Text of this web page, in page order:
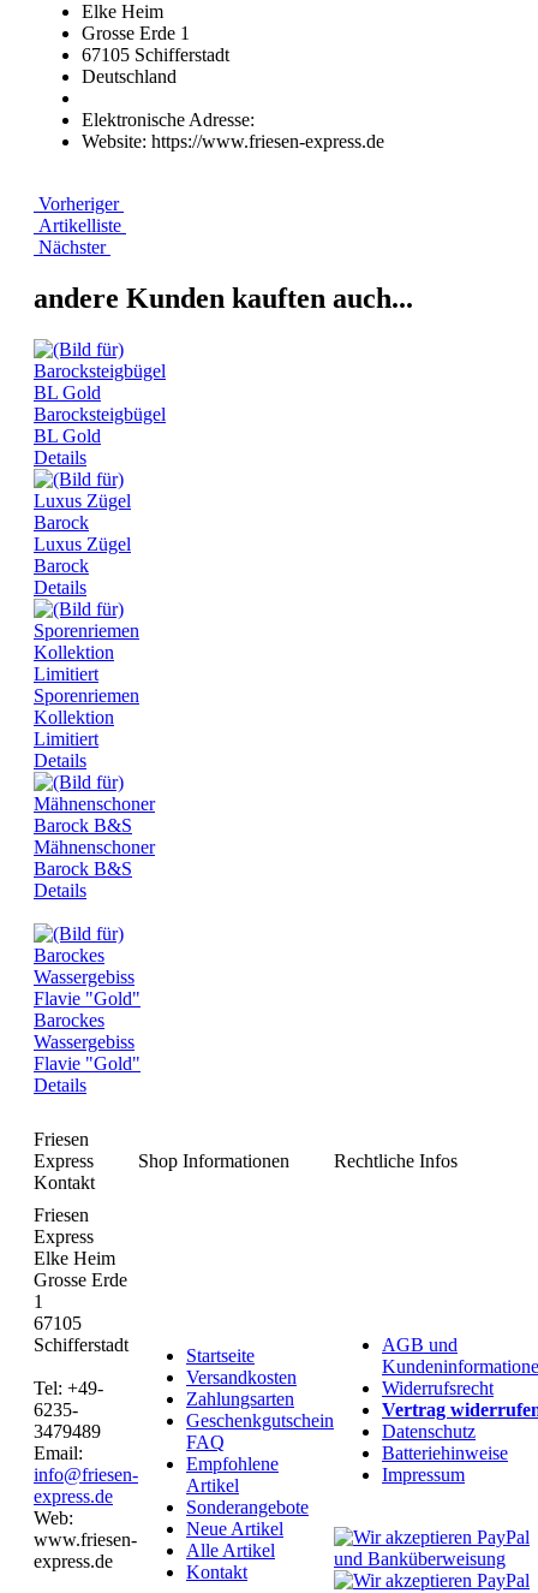
Elke Heim
Grosse Erde 1
67105 Schifferstadt
Deutschland
Elektronische Adresse:
Website: https://www.friesen-express.de
Vorheriger
Artikelliste
Nächster
andere Kunden kauften auch...
Barocksteigbügel
BL Gold
Details
Luxus Zügel
Barock
Details
Sporenriemen
Kollektion
Limitiert
Details
Mähnenschoner
Barock B&S
Details
Barockes
Wassergebiss
Flavie "Gold"
Details
Friesen
Express
Kontakt
Shop Informationen Rechtliche Infos
Friesen
Express
Elke Heim
Grosse Erde
1
67105
Schifferstadt
Tel: +49-
6235-
3479489
Email:
info@friesen-
express.de
Web:
www.friesen-
express.de
Startseite
Versandkosten
Zahlungsarten
Geschenkgutschein
FAQ
Empfohlene
Artikel
Sonderangebote
Neue Artikel
Alle Artikel
Kontakt
AGB und
Widerrufsrecht
Vertrag
Datenschutz
Batteriehinweise
Impressum